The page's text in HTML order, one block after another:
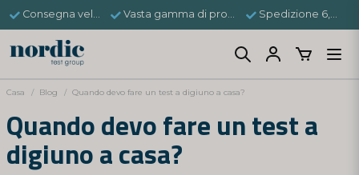
Consegna veloce Vasta gamma di prodotti Spedizione 6,95 €
Casa Blog Quando devo fare un test a digiuno a casa?
Quando devo fare un test a
digiuno a casa?